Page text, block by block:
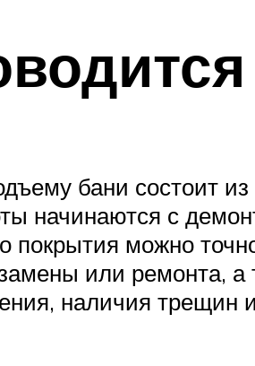
бани состоит
начинаются с
покрытия можно
или ремонта,
наличия трещин